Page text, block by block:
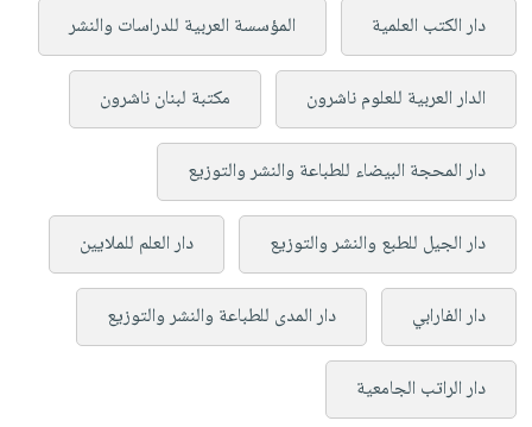
دار الكتب العلمية المؤسسة العربية للدراسات والنشر
الدار العربية للعلوم ناشرون مكتبة لبنان ناشرون
دار المحجة البيضاء للطباعة والنشر والتوزيع
دار الجيل للطبع والنشر والتوزيع دار العلم للملايين
دار الفارابي دار المدى للطباعة والنشر والتوزيع
دار الراتب الجامعية